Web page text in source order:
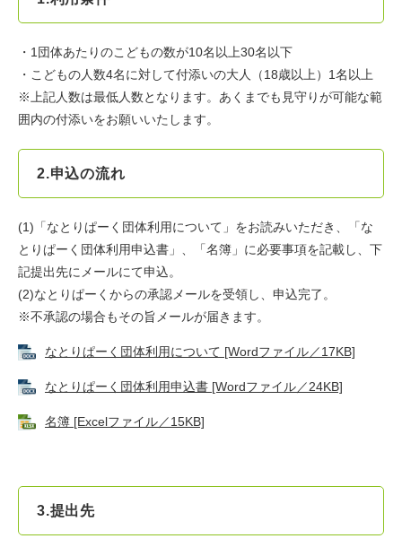
・1団体あたりのこどもの数が10名以上30名以下
・こどもの人数4名に対して付添いの大人（18歳以上）1名以上
※上記人数は最低人数となります。あくまでも見守りが可能な範
囲内の付添いをお願いいたします。
2.申込の流れ
(1)「なとりぱーく団体利用について」をお読みいただき、「な
とりぱーく団体利用申込書」、「名簿」に必要事項を記載し、下
記提出先にメールにて申込。
(2)なとりぱーくからの承認メールを受領し、申込完了。
※不承認の場合もその旨メールが届きます。
なとりぱーく団体利用について [Wordファイル／17KB]
なとりぱーく団体利用申込書 [Wordファイル／24KB]
名簿 [Excelファイル／15KB]
3.提出先